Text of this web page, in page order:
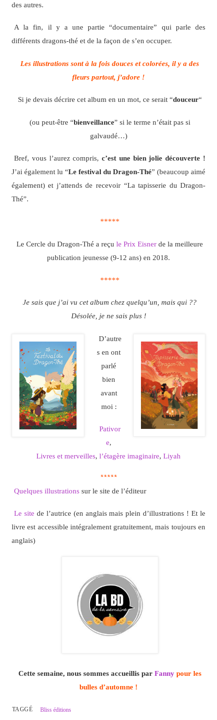
des autres.
A la fin, il y a une partie “documentaire” qui parle des
différents dragons-thé et de la façon de s’en occuper.
Les illustrations sont à la fois douces et colorées, il y a des
fleurs partout, j’adore !
Si je devais décrire cet album en un mot, ce serait “douceur“
(ou peut-être “bienveillance” si le terme n’était pas si
galvaudé…)
Bref, vous l’aurez compris,c’est une bien jolie découverte !
J’ai également lu “Le festival du Dragon-Thé” (beaucoup aimé
également) et j’attends de recevoir “La tapisserie du Dragon-
Thé”.
*****
Le Cercle du Dragon-Thé a reçu le Prix Eisner de la meilleure
publication jeunesse (9-12 ans) en 2018.
*****
Je sais que j’ai vu cet album chez quelqu’un, mais qui ??
Désolée, je ne sais plus !
D’autre
s en ont
parlé
bien
avant
moi :
Pativor
e,
Livres et merveilles, l’étagère imaginaire, Liyah
*****
Quelques illustrationssur le site de l’éditeur
Le site de l’autrice (en anglais mais plein d’illustrations ! Et le
livre est accessible intégralement gratuitement, mais toujours en
anglais)
Cette semaine, nous sommes accueillis par Fannypour les
bulles d’automne !
TAGGÉ Bliss éditions